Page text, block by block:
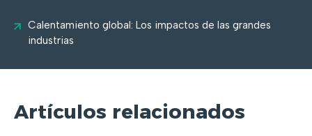
Calentamiento global: Los impactos de las grandes
industrias
Artículos relacionados